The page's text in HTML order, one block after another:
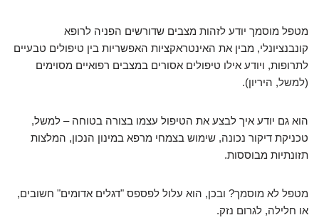
מטפל מוסמך יודע לזהות מצבים שדורשים הפניה לרופא
קונבנציונלי, מבין את האינטראקציות האפשריות בין טיפולים טבעיים
לתרופות, ויודע אילו טיפולים אסורים במצבים רפואיים מסוימים
(למשל, היריון).
הוא גם יודע איך לבצע את הטיפול עצמו בצורה בטוחה – למשל,
טכניקת דיקור נכונה, שימוש בצמחי מרפא במינון הנכון, המלצות
תזונתיות מבוססות.
מטפל לא מוסמך? ובכן, הוא עלול לפספס "דגלים אדומים" חשובים,
או חלילה, לגרום נזק.